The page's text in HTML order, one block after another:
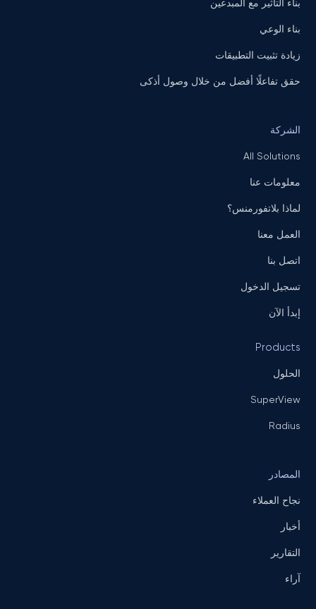
بناء التأثير مع المبدعين
بناء الوعي
زيادة تثبيت التطبيقات
حقق تفاعلًا أفضل من خلال وصول أذكى
الشركة
All Solutions
معلومات عنا
لماذا بلاتفورمنس؟
العمل معنا
اتصل بنا
تسجيل الدخول
إبدأ الآن
Products
الحلول
SuperView
Radius
المصادر
نجاح العملاء
أخبار
التقارير
آراء